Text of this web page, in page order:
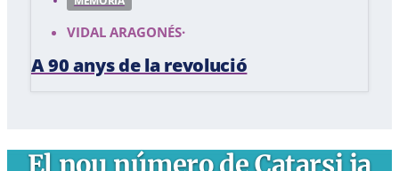
VIDAL ARAGONÉS·
A 90 anys de la revolució